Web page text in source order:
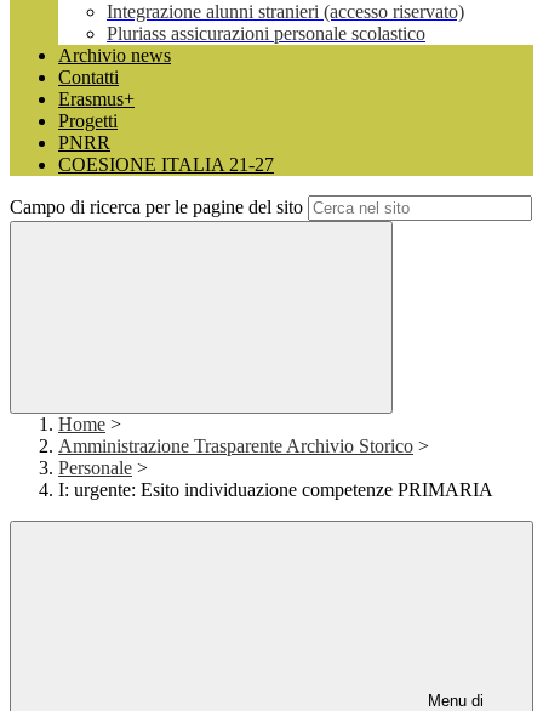
Integrazione alunni stranieri (accesso riservato)
Pluriass assicurazioni personale scolastico
Archivio news
Contatti
Erasmus+
Progetti
PNRR
COESIONE ITALIA 21-27
Campo di ricerca per le pagine del sito
Home >
Amministrazione Trasparente Archivio Storico >
Personale >
I: urgente: Esito individuazione competenze PRIMARIA
Menu di